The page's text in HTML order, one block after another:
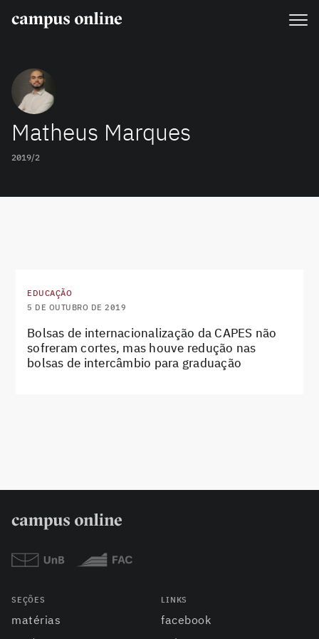
Matheus Marques
2019/2
EDUCAÇÃO
5 DE OUTUBRO DE 2019
Bolsas de internacionalização da CAPES não
sofreram cortes, mas houve redução nas
bolsas de intercâmbio para graduação
SEÇÕES
matérias
LINKS
facebook